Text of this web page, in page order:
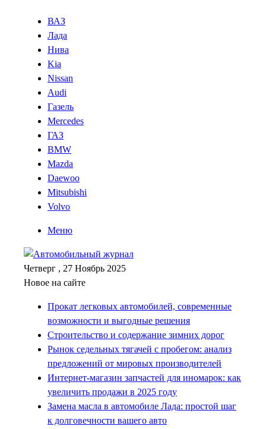
ВАЗ
Лада
Нива
Kia
Nissan
Audi
Газель
Mercedes
ГАЗ
BMW
Mazda
Daewoo
Mitsubishi
Volvo
Меню
Четверг , 27 Ноябрь 2025
Новое на сайте
Прокат легковых автомобилей, современные
возможности и выгодные решения
Строительство и содержание зимних дорог
Рынок седельных тягачей с пробегом: анализ
предложений от мировых производителей
Интернет-магазин запчастей для иномарок: как
увеличить продажи в 2025 году
Замена масла в автомобиле Лада: простой шаг
к долговечности вашего авто